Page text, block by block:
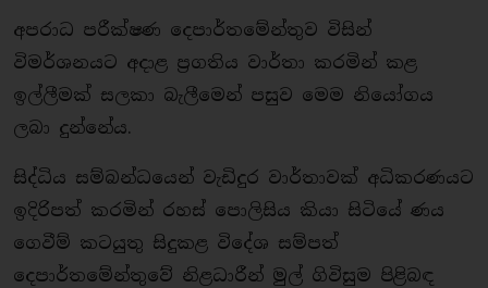
අපරාධ පරීක්ෂණ දෙපාර්තමේන්තුව විසින්
විමර්ශනයට අදාළ ප්‍රගතිය වාර්තා කරමින් කළ
ඉල්ලීමක් සලකා බැලීමෙන් පසුව මෙම නියෝගය
ලබා දුන්නේය.
සිද්ධිය සම්බන්ධයෙන් වැඩිදුර වාර්තාවක් අධිකරණයට
ඉදිරිපත් කරමින් රහස් පොලිසිය කියා සිටියේ ණය
ගෙවීම් කටයුතු සිදුකළ විදේශ සම්පත්
දෙපාර්තමේන්තුවේ නිළධාරීන් මුල් ගිවිසුම පිළිබඳ